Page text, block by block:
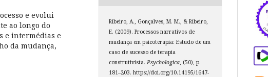
e evolui
ao longo do
e intermédias e
da mudança,
Ribeiro, A., Gonçalves, M. M., & Ribeiro,
E. (2009). Processos narrativos de
mudança em psicoterapia: Estudo de um
caso de sucesso de terapia
construtivista.Psychologica, (50), p.
181–203. https://doi.org/10.14195/1647-